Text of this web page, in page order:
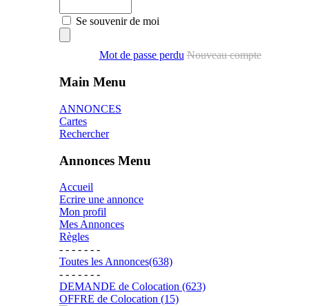
Se souvenir de moi
Mot de passe perdu Nouveau compte
Main Menu
ANNONCES
Cartes
Rechercher
Annonces Menu
Accueil
Ecrire une annonce
Mon profil
Mes Annonces
Règles
- - - - - - -
Toutes les Annonces(638)
- - - - - - -
DEMANDE de Colocation (623)
OFFRE de Colocation (15)